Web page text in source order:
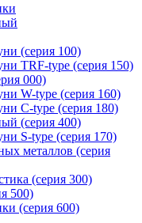
(серия 100)
TRF-type (серия 150)
000)
W-type (серия 160)
С-type (серия 180)
(серия 400)
S-type (серия 170)
металлов (серия
(серия 300)
500)
(серия 600)